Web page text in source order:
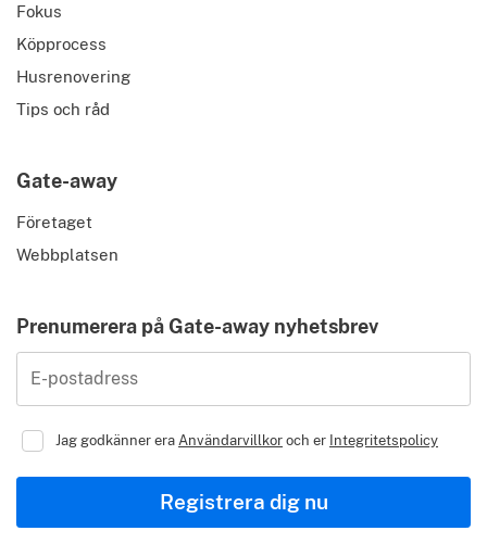
Fokus
Köpprocess
Husrenovering
Tips och råd
Gate-away
Företaget
Webbplatsen
Prenumerera på Gate-away nyhetsbrev
E-postadress
Jag godkänner era Användarvillkoroch er Integritetspolicy
Registrera dig nu